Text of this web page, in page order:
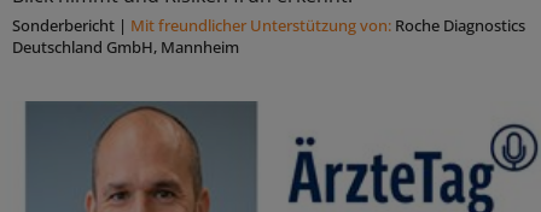
Sonderbericht | Mit freundlicher Unterstützung von: Roche Diagnostics
Deutschland GmbH, Mannheim